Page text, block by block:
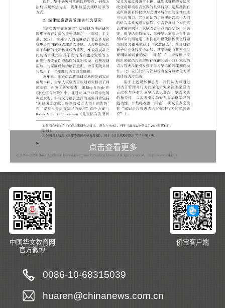
点击查看更多
中国华文教育网
官方微博
侨宝客户端
0086-10-68315039
huaren@chinanews.com.cn